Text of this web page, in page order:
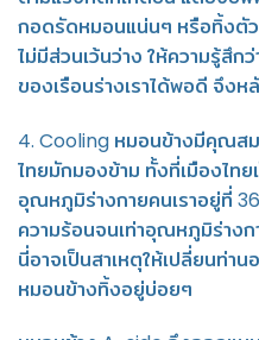
กอดรัดหมอนแน่นๆ หรือทิ้งตัว
ไม่มีส่วนเว้นว่าง ให้ความรู้สึก
ของเรือนร่างเราได้พอดี จึง
4. Cooling หมอนข้างมีคุณส
ไทยมักมองข้าม ทั้งที่เมืองไท
อุณหภูมิร่างกายคนเราอยู่ที่
ความร้อนจนเท่าอุณหภูมิร่างก
นี่อาจเป็นสาเหตุให้เปลี่ยนท่
หมอนข้างทิ้งอยู่บ่อยๆ